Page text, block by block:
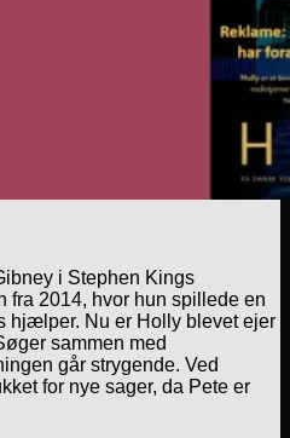
i Stephen Kings
fra 2014, hvor hun spillede en
hjælper. Nu er Holly blevet ejer
sammen med
går strygende. Ved
for nye sager, da Pete er